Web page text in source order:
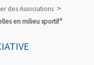
des Associations
en milieu sportif"